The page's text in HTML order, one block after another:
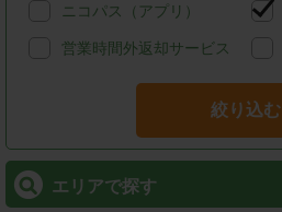
ニコパス（アプリ）
営業時間外返却サービス
絞り込む
エリアで探す